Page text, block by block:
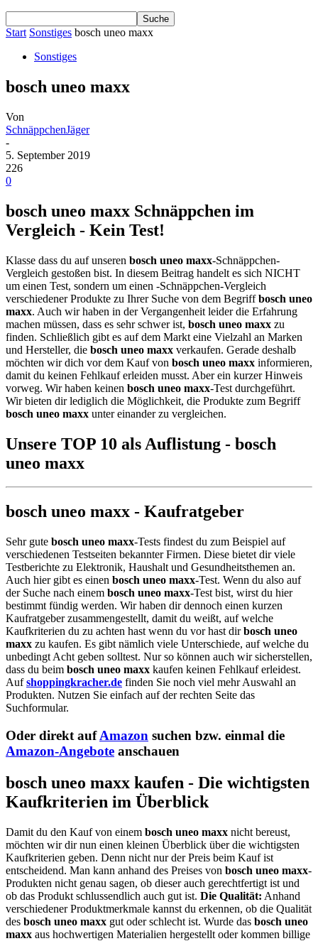
Start Sonstiges bosch uneo maxx
Sonstiges
bosch uneo maxx
Von
SchnäppchenJäger
-
5. September 2019
226
0
bosch uneo maxx Schnäppchen im
Vergleich - Kein Test!
Klasse dass du auf unseren bosch uneo maxx-Schnäppchen-
Vergleich gestoßen bist. In diesem Beitrag handelt es sich NICHT
um einen Test, sondern um einen -Schnäppchen-Vergleich
verschiedener Produkte zu Ihrer Suche von dem Begriffbosch uneo
maxx. Auch wir haben in der Vergangenheit leider die Erfahrung
machen müssen, dass es sehr schwer ist, bosch uneo maxx zu
finden. Schließlich gibt es auf dem Markt eine Vielzahl an Marken
und Hersteller, die bosch uneo maxx verkaufen. Gerade deshalb
möchten wir dich vor dem Kauf von bosch uneo maxx informieren,
damit du keinen Fehlkauf erleiden musst. Aber ein kurzer Hinweis
vorweg. Wir haben keinen bosch uneo maxx-Test durchgeführt.
Wir bieten dir lediglich die Möglichkeit, die Produkte zum Begriff
bosch uneo maxx unter einander zu vergleichen.
Unsere TOP 10 als Auflistung - bosch
uneo maxx
bosch uneo maxx - Kaufratgeber
Sehr gute bosch uneo maxx-Tests findest du zum Beispiel auf
verschiedenen Testseiten bekannter Firmen. Diese bietet dir viele
Testberichte zu Elektronik, Haushalt und Gesundheitsthemen an.
Auch hier gibt es einen bosch uneo maxx-Test. Wenn du also auf
der Suche nach einem bosch uneo maxx-Test bist, wirst du hier
bestimmt fündig werden. Wir haben dir dennoch einen kurzen
Kaufratgeber zusammengestellt, damit du weißt, auf welche
Kaufkriterien du zu achten hast wenn du vor hast dirbosch uneo
maxx zu kaufen. Es gibt nämlich viele Unterschiede, auf welche du
unbedingt Acht geben solltest. Nur so können auch wir sicherstellen,
dass du beim bosch uneo maxx kaufen keinen Fehlkauf erleidest.
Aufshoppingkracher.de finden Sie noch viel mehr Auswahl an
Produkten. Nutzen Sie einfach auf der rechten Seite das
Suchformular.
Oder direkt aufAmazon suchen bzw. einmal die
Amazon-Angebote anschauen
bosch uneo maxx kaufen - Die wichtigsten
Kaufkriterien im Überblick
Damit du den Kauf von einem bosch uneo maxx nicht bereust,
möchten wir dir nun einen kleinen Überblick über die wichtigsten
Kaufkriterien geben. Denn nicht nur der Preis beim Kauf ist
entscheidend. Man kann anhand des Preises von bosch uneo maxx-
Produkten nicht genau sagen, ob dieser auch gerechtfertigt ist und
ob das Produkt schlussendlich auch gut ist. Die Qualität: Anhand
verschiedener Produktmerkmale kannst du erkennen, ob die Qualität
des bosch uneo maxx gut oder schlecht ist. Wurde das bosch uneo
maxx aus hochwertigen Materialien hergestellt oder kommen billige